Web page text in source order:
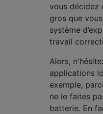
vous décidez
gros que
système
travail
Alors,
applications
exemple,
ne le faites
batterie. En